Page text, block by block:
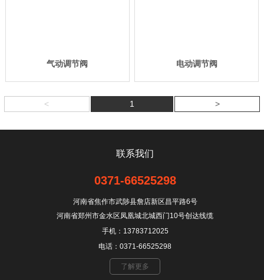
气动调节阀 电动调节阀
< 1 >
联系我们
0371-66525298
河南省焦作市武陟县詹店新区昌平路6号
河南省郑州市金水区凤凰城北城西门10号创达线缆
手机：13783712025
电话：0371-66525298
了解更多